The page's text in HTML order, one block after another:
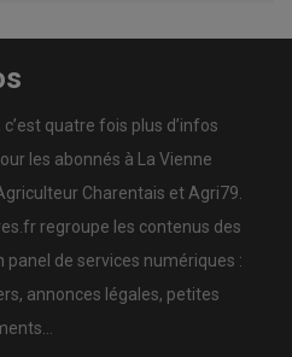
quatre fois plus d’infos
les abonnés à La Vienne
Charentais et Agri79.
regroupe les contenus des
panel de services numériques :
annonces légales, petites